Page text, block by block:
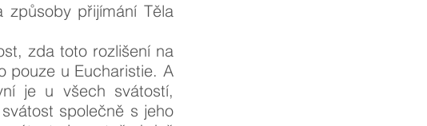
přijímání Těla
zda toto rozlišení na
pouze u Eucharistie. A
je u všech svátostí,
společně s jeho